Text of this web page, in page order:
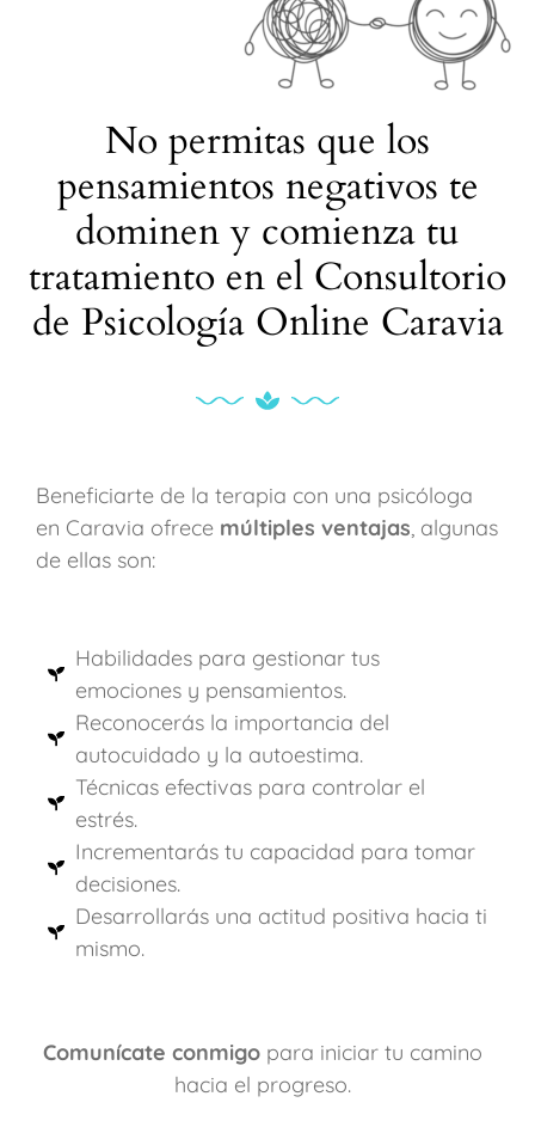
No permitas que los
pensamientos negativos te
dominen y comienza tu
tratamiento en el Consultorio
de Psicología Online Caravia
Beneficiarte de la terapia con una psicóloga
en Caravia ofrece múltiples ventajas, algunas
de ellas son:
Habilidades para gestionar tus
emociones y pensamientos.
Reconocerás la importancia del
autocuidado y la autoestima.
Técnicas efectivas para controlar el
estrés.
Incrementarás tu capacidad para tomar
decisiones.
Desarrollarás una actitud positiva hacia ti
mismo.
Comunícate conmigo para iniciar tu camino
hacia el progreso.